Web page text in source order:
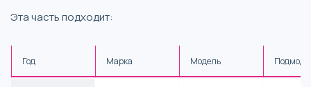
Эта часть подходит:
Год Марка Модель